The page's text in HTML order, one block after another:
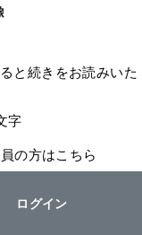
と続きをお読みいた
字
の方はこちら
ログイン